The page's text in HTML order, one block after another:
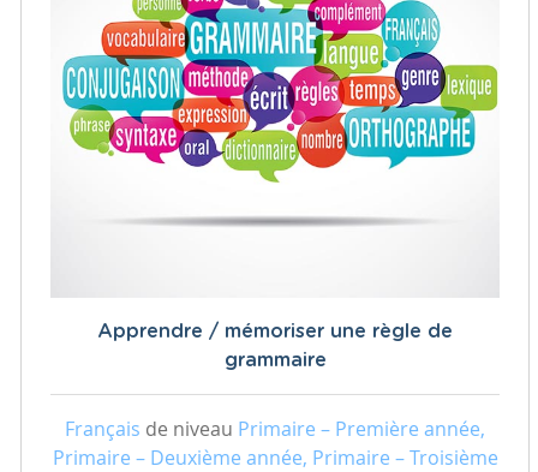
Apprendre / mémoriser une règle de
grammaire
Français de niveau Primaire – Première année,
Primaire – Deuxième année, Primaire – Troisième